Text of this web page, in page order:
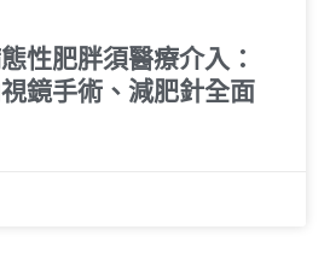
性肥胖須醫療介入：
鏡手術、減肥針全面